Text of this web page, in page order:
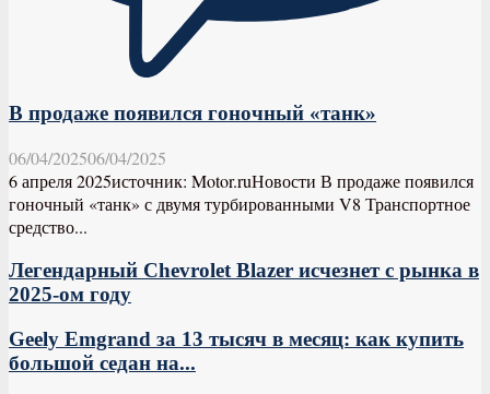
В продаже появился гоночный «танк»
06/04/202506/04/2025
6 апреля 2025источник: Motor.ruНовости В продаже появился
гоночный «танк» с двумя турбированными V8 Транспортное
средство...
Легендарный Chevrolet Blazer исчезнет с рынка в
2025-ом году
Geely Emgrand за 13 тысяч в месяц: как купить
большой седан на...